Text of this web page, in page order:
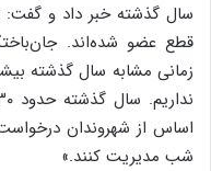
قطع عضو شده‌اند.
زمانی مشابه سال گذشته
اساس از شهروندان
شب مدیریت کنند.»